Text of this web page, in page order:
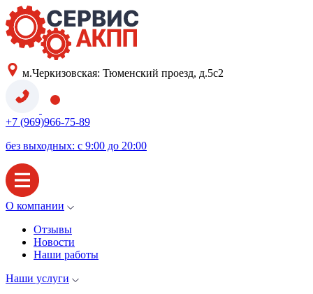
м.Черкизовская: Тюменский проезд, д.5с2
+7 (969)966-75-89
без выходных: с 9:00 до 20:00
О компании
Отзывы
Новости
Наши работы
Наши услуги